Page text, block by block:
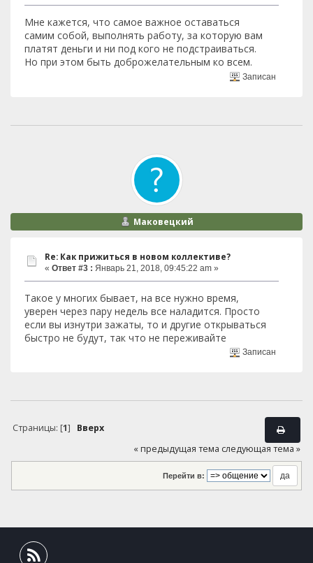
Мне кажется, что самое важное оставаться
самим собой, выполнять работу, за которую вам
платят деньги и ни под кого не подстраиваться.
Но при этом быть доброжелательным ко всем.
Записан
Маковецкий
Re: Как прижиться в новом коллективе?
« Ответ #3 : Январь 21, 2018, 09:45:22 am »
Такое у многих бывает, на все нужно время,
уверен через пару недель все наладится. Просто
если вы изнутри зажаты, то и другие открываться
быстро не будут, так что не переживайте
Записан
Страницы: [1] Вверх
« предыдущая тема следующая тема »
Перейти в: